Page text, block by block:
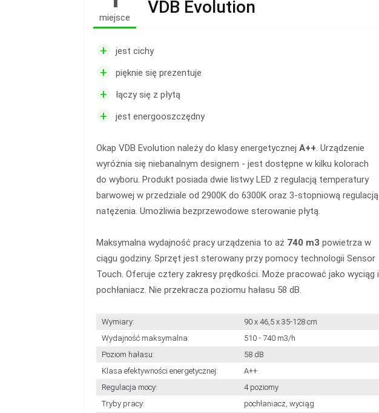
miejsce
VDB Evolution
+ jest cichy
+ pięknie się prezentuje
+ łączy się z płytą
+ jest energooszczędny
Okap VDB Evolution należy do klasy energetycznej A++. Urządzenie
wyróżnia się niebanalnym designem - jest dostępne w kilku kolorach
do wyboru. Produkt posiada dwie listwy LED z regulacją temperatury
barwowej w przedziale od 2900K do 6300K oraz 3-stopniową regulacją
natężenia. Umożliwia bezprzewodowe sterowanie płytą.
Maksymalna wydajność pracy urządzenia to aż 740 m3 powietrza w
ciągu godziny. Sprzęt jest sterowany przy pomocy technologii Sensor
Touch. Oferuje cztery zakresy prędkości. Może pracować jako wyciąg i
pochłaniacz. Nie przekracza poziomu hałasu 58 dB.
Wymiary:
90 x 46,5 x 35-128 cm
Wydajność maksymalna:
510 - 740 m3/h
Poziom hałasu:
58 dB
Klasa efektywności energetycznej:
A++
Regulacja mocy:
4 poziomy
Tryby pracy:
pochłaniacz, wyciąg